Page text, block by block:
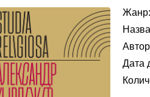
Жанр:
Дата